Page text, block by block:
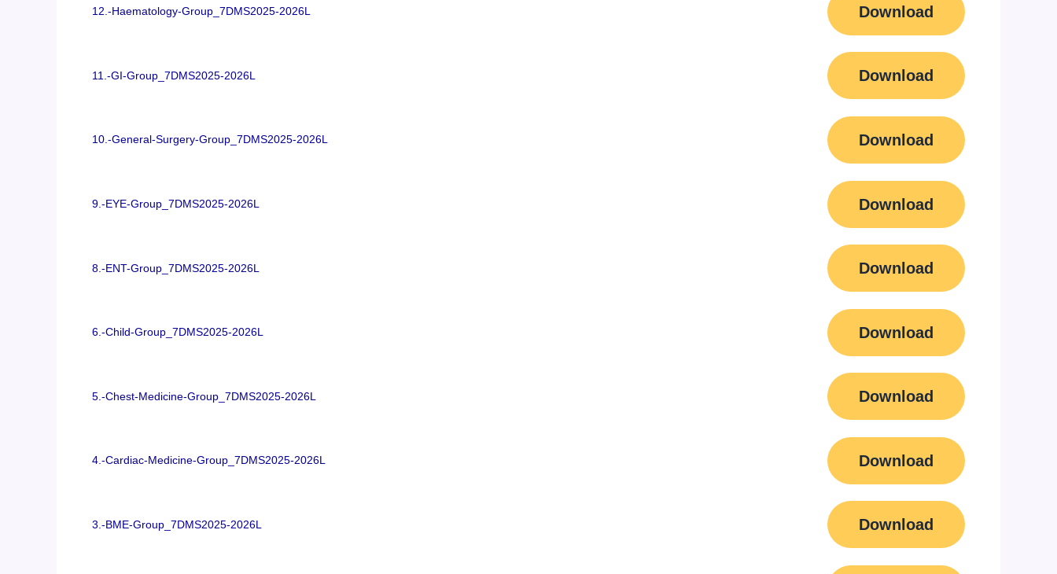
12.-Haematology-Group_7DMS2025-2026L Download
11.-GI-Group_7DMS2025-2026L Download
10.-General-Surgery-Group_7DMS2025-2026L Download
9.-EYE-Group_7DMS2025-2026L Download
8.-ENT-Group_7DMS2025-2026L Download
6.-Child-Group_7DMS2025-2026L Download
5.-Chest-Medicine-Group_7DMS2025-2026L Download
4.-Cardiac-Medicine-Group_7DMS2025-2026L Download
3.-BME-Group_7DMS2025-2026L Download